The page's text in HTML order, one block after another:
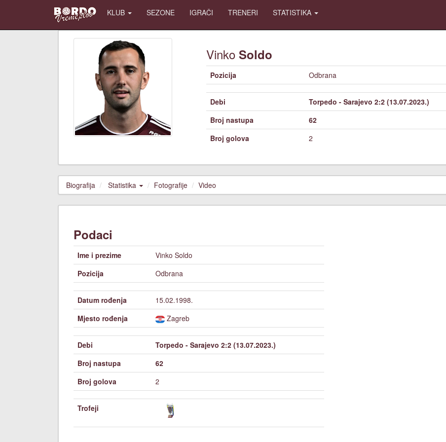
KLUB SEZONE IGRAČI TRENERI STATISTIKA
Vinko Soldo
Pozicija Odbrana
Debi
Torpedo - Sarajevo 2:2 (13.07.2023.)
Broj nastupa
62
Broj golova
2
Biografija Statistika Fotografije Video
Podaci
Ime i prezime
Vinko Soldo
Pozicija
Odbrana
Datum rođenja
15.02.1998.
Mjesto rođenja
Zagreb
Debi
Torpedo - Sarajevo 2:2 (13.07.2023.)
Broj nastupa
62
Broj golova
2
Trofeji